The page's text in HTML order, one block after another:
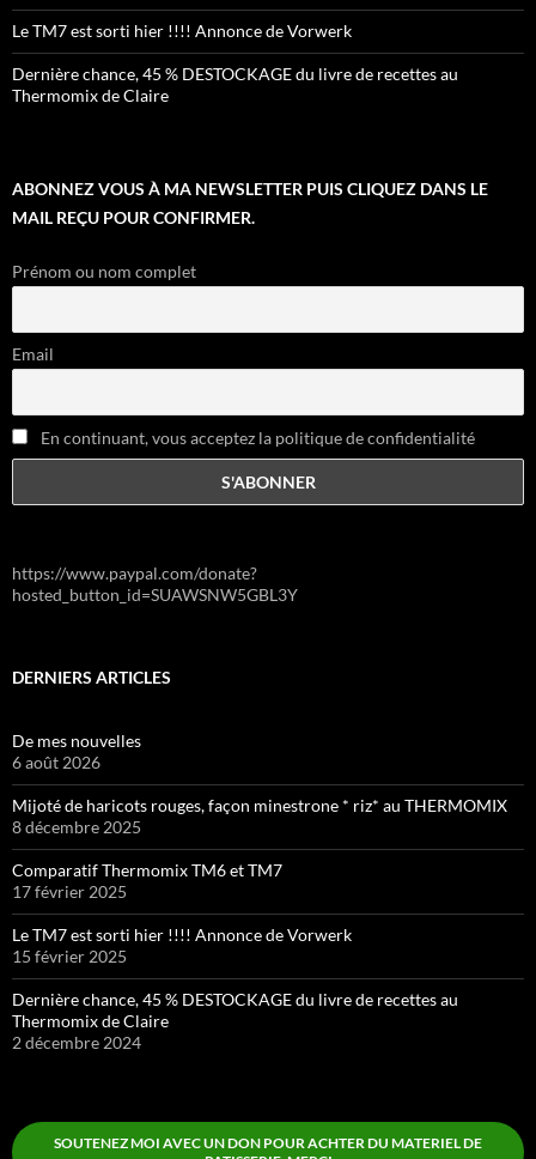
Le TM7 est sorti hier !!!! Annonce de Vorwerk
Dernière chance, 45 % DESTOCKAGE du livre de recettes au
Thermomix de Claire
ABONNEZ VOUS À MA NEWSLETTER PUIS CLIQUEZ DANS LE
MAIL REÇU POUR CONFIRMER.
Prénom ou nom complet
Email
En continuant, vous acceptez la politique de confidentialité
https://www.paypal.com/donate?
hosted_button_id=SUAWSNW5GBL3Y
DERNIERS ARTICLES
De mes nouvelles
6 août 2026
Mijoté de haricots rouges, façon minestrone * riz* au THERMOMIX
8 décembre 2025
Comparatif Thermomix TM6 et TM7
17 février 2025
Le TM7 est sorti hier !!!! Annonce de Vorwerk
15 février 2025
Dernière chance, 45 % DESTOCKAGE du livre de recettes au
Thermomix de Claire
2 décembre 2024
SOUTENEZ MOI AVEC UN DON POUR ACHTER DU MATERIEL DE